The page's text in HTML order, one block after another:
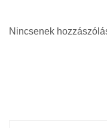
Nincsenek